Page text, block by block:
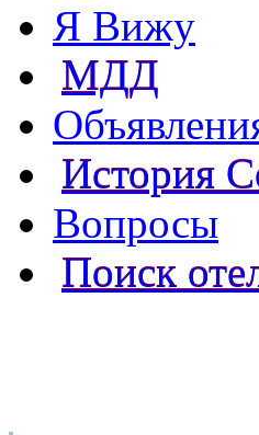
Я Вижу
МДД
История
Вопросы
Поиск